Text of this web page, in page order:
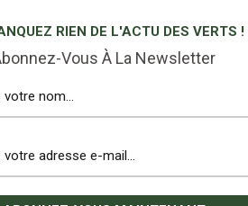
RIEN DE L'ACTU DES VERTS !
Vous À La Newsletter